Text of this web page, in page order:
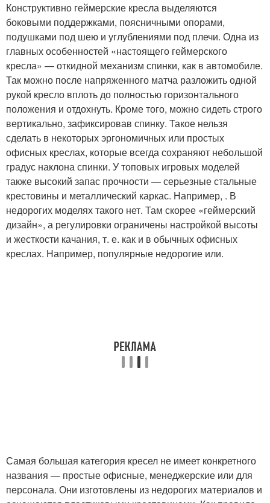
Конструктивно геймерские кресла выделяются
боковыми поддержками, поясничными опорами,
подушками под шею и углублениями под плечи. Одна из
главных особенностей «настоящего геймерского
кресла» — откидной механизм спинки, как в автомобиле.
Так можно после напряженного матча разложить одной
рукой кресло вплоть до полностью горизонтального
положения и отдохнуть. Кроме того, можно сидеть строго
вертикально, зафиксировав спинку. Такое нельзя
сделать в некоторых эргономичных или простых
офисных креслах, которые всегда сохраняют небольшой
градус наклона спинки. У топовых игровых моделей
также высокий запас прочности — серьезные стальные
крестовины и металлический каркас. Например, . В
недорогих моделях такого нет. Там скорее «геймерский
дизайн», а регулировки ограничены настройкой высоты
и жесткости качания, т. е. как и в обычных офисных
креслах. Например, популярные недорогие или.
Самая большая категория кресел не имеет конкретного
названия — простые офисные, менеджерские или для
персонала. Они изготовлены из недорогих материалов и